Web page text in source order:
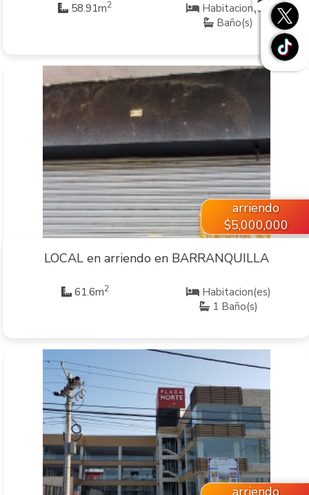
58.91m2
Habitacion(es)
Baño(s)
VER INMUEBLE
arriendo
$5,000,000
LOCAL en arriendo en BARRANQUILLA
61.6m2
Habitacion(es)
1 Baño(s)
VER INMUEBLE
arriendo